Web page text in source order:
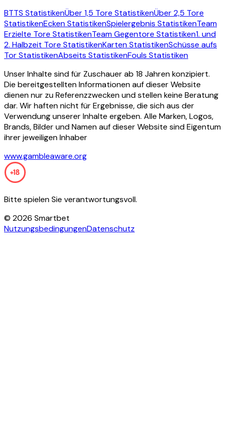
BTTS StatistikenÜber 1,5 Tore StatistikenÜber 2,5 Tore
StatistikenEcken StatistikenSpielergebnis StatistikenTeam
Erzielte Tore StatistikenTeam Gegentore Statistiken1. und
2. Halbzeit Tore StatistikenKarten StatistikenSchüsse aufs
Tor StatistikenAbseits StatistikenFouls Statistiken
Unser Inhalte sind für Zuschauer ab 18 Jahren konzipiert.
Die bereitgestellten Informationen auf dieser Website
dienen nur zu Referenzzwecken und stellen keine Beratung
dar. Wir haften nicht für Ergebnisse, die sich aus der
Verwendung unserer Inhalte ergeben. Alle Marken, Logos,
Brands, Bilder und Namen auf dieser Website sind Eigentum
ihrer jeweiligen Inhaber
www.gambleaware.org
Bitte spielen Sie verantwortungsvoll.
© 2026 Smartbet
NutzungsbedingungenDatenschutz